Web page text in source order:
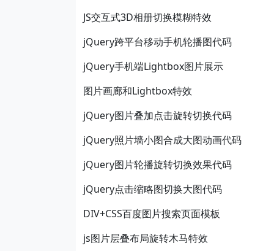
JS交互式3D相册切换模糊特效
jQuery跨平台移动手机轮播图代码
jQuery手机端Lightbox图片展示
图片画廊和Lightbox特效
jQuery图片叠加点击旋转切换代码
jQuery照片墙小图合成大图动画代码
jQuery图片轮播旋转切换效果代码
jQuery点击缩略图切换大图代码
DIV+CSS百度图片搜索页面模板
js图片层叠布局旋转木马特效